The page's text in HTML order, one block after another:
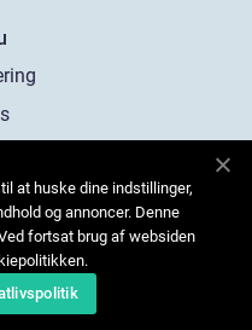
osat huske dine indstillinger,
og annoncer. Denne
fortsat brug af websiden